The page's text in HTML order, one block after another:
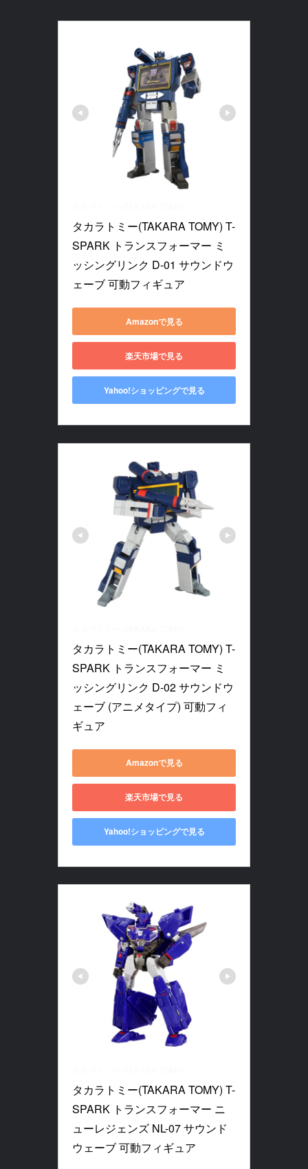
タカラトミー(TAKARA TOMY) T-
SPARK トランスフォーマー ミ
ッシングリンク D-01 サウンドウ
ェーブ 可動フィギュア
Amazonで見る
楽天市場で見る
Yahoo!ショッピングで見る
タカラトミー(TAKARA TOMY) T-
SPARK トランスフォーマー ミ
ッシングリンク D-02 サウンドウ
ェーブ (アニメタイプ) 可動フィ
ギュア
Amazonで見る
楽天市場で見る
Yahoo!ショッピングで見る
タカラトミー(TAKARA TOMY) T-
SPARK トランスフォーマー ニ
ューレジェンズ NL-07 サウンド
ウェーブ 可動フィギュア